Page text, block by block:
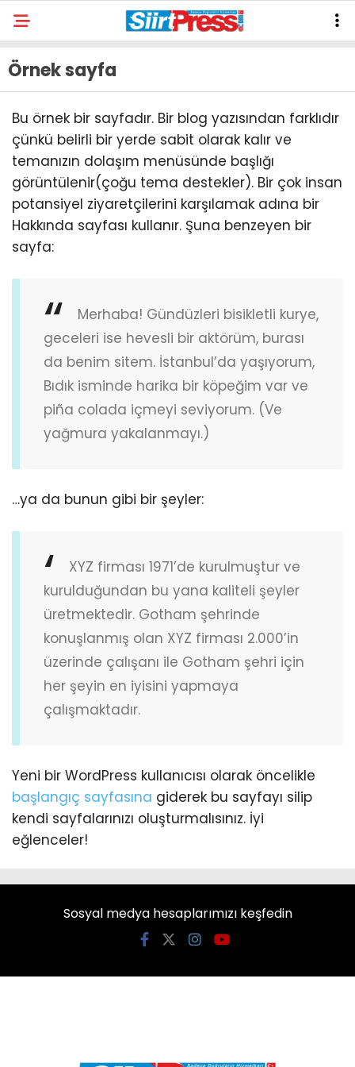
Örnek sayfa
Bu örnek bir sayfadır. Bir blog yazısından farklıdır
çünkü belirli bir yerde sabit olarak kalır ve
temanızın dolaşım menüsünde başlığı
görüntülenir(çoğu tema destekler). Bir çok insan
potansiyel ziyaretçilerini karşılamak adına bir
Hakkında sayfası kullanır. Şuna benzeyen bir
sayfa:
Merhaba! Gündüzleri bisikletli kurye,
geceleri ise hevesli bir aktörüm, burası
da benim sitem. İstanbul’da yaşıyorum,
Bıdık isminde harika bir köpeğim var ve
piña colada içmeyi seviyorum. (Ve
yağmura yakalanmayı.)
…ya da bunun gibi bir şeyler:
XYZ firması 1971’de kurulmuştur ve
kurulduğundan bu yana kaliteli şeyler
üretmektedir. Gotham şehrinde
konuşlanmış olan XYZ firması 2.000’in
üzerinde çalışanı ile Gotham şehri için
her şeyin en iyisini yapmaya
çalışmaktadır.
Yeni bir WordPress kullanıcısı olarak öncelikle
başlangıç sayfasına giderek bu sayfayı silip
kendi sayfalarınızı oluşturmalısınız. İyi
eğlenceler!
Sosyal medya hesaplarımızı keşfedin